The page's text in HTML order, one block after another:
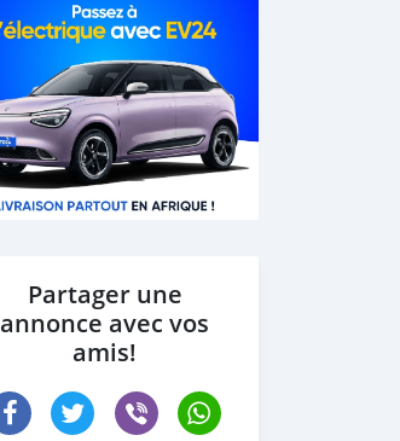
Partager une
annonce avec vos
amis!